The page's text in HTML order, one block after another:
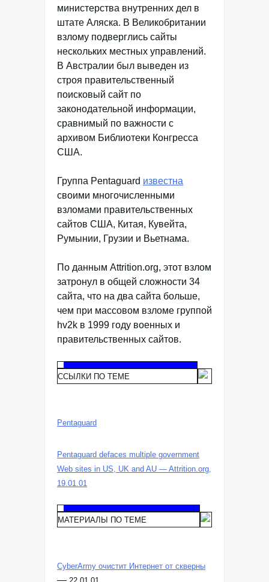
министерства внутренних дел в
штате Аляска. В Великобритании
взлому подверглись сайты
нескольких местных управлений.
В Австралии был выведен из
строя правительственный
поисковый сайт по
законодательной информации,
сравнимый по важности с
архивом Библиотеки Конгресса
США.
Группа Pentaguard известна
своими многочисленными
взломами правительственных
сайтов США, Китая, Кувейта,
Румынии, Грузии и Вьетнама.
По данным Attrition.org, этот взлом
затронул в общей сложности 34
сайта, что на два сайта больше,
чем при массовом взломе группой
hv2k в 1999 году военных и
правительственных сайтов.
ССЫЛКИ ПО ТЕМЕ
Pentaguard
Pentaguard defaces multiple government
Web sites in US, UK and AU — Attrition.org,
19.01.01
МАТЕРИАЛЫ ПО ТЕМЕ
CyberArmy очистит Интернет от скверны